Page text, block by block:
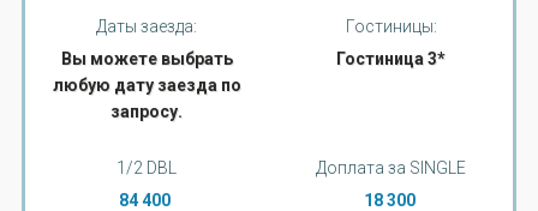
Даты заезда:
Вы можете выбрать
любую дату заезда по
запросу.
Гостиницы:
Гостиница 3*
1/2 DBL
84 400
Доплата за SINGLE
18 300